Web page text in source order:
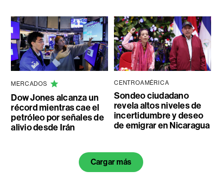
MERCADOS
Dow Jones alcanza un
récord mientras cae el
petróleo por señales de
alivio desde Irán
CENTROAMÉRICA
Sondeo ciudadano
revela altos niveles de
incertidumbre y deseo
de emigrar en Nicaragua
Cargar más